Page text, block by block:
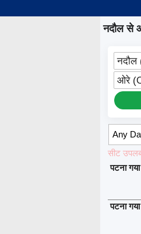
नदौल से
नदौल
ओरे
सीट
पटना
पटना